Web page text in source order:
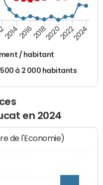
/ habitant
à 2 000 habitants
201420162018202020222024
en 2024
de l'Economie)